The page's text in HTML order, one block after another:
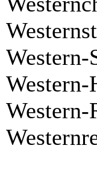
Western-
Western-
Western-